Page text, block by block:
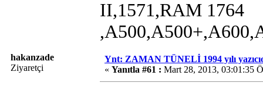
II,1571,RAM 1764
hakanzade
Ziyaretçi
Ynt: ZAMAN TÜNELİ 1994 yılı
« Yanıtla #61 : Mart 28, 2013, 03:01:35